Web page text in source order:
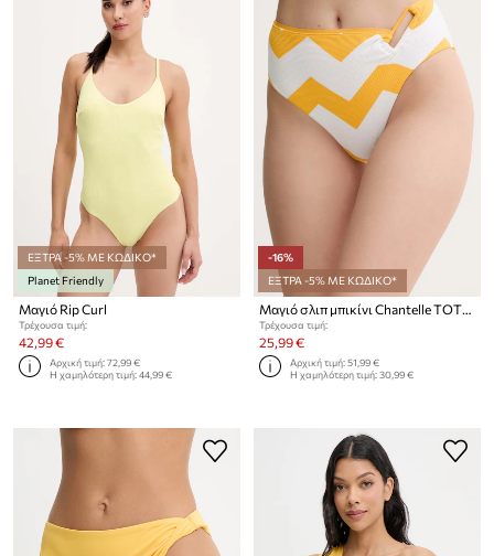
ΕΞΤΡΑ -5% ΜΕ ΚΩΔΙΚΟ*
Planet Friendly
Μαγιό Rip Curl
Τρέχουσα τιμή:
42,99 €
Αρχική τιμή:72,99 €
Η χαμηλότερη τιμή:44,99 €
-16%
ΕΞΤΡΑ -5% ΜΕ ΚΩΔΙΚΟ*
Μαγιό σλιπ μπικίνι Chantelle TOTEM
Τρέχουσα τιμή:
25,99 €
Αρχική τιμή:51,99 €
Η χαμηλότερη τιμή:30,99 €